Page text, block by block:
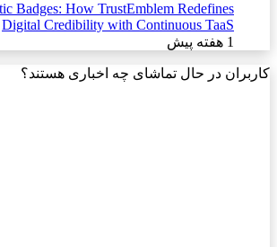
Badges: How TrustEmblem Redefines
Digital Credibility with Continuous TaaS
1 هفته پیش
کاربران در حال تماشای چه اخباری هستند؟